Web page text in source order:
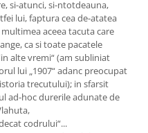
si-atunci, si-ntotdeauna,
lui, faptura cea de-atatea
aceea tacuta care
ca si toate pacatele
alte vremi“ (am subliniat
lui „1907“ adanc preocupat
trecutului); in sfarsit
ad-hoc durerile adunate de
codrului“...